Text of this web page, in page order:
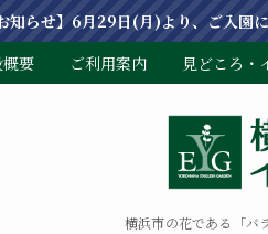
知らせ】6月29日(月)より、ご入
横浜市の花である「バ
要 ご利用案内 見どころ・